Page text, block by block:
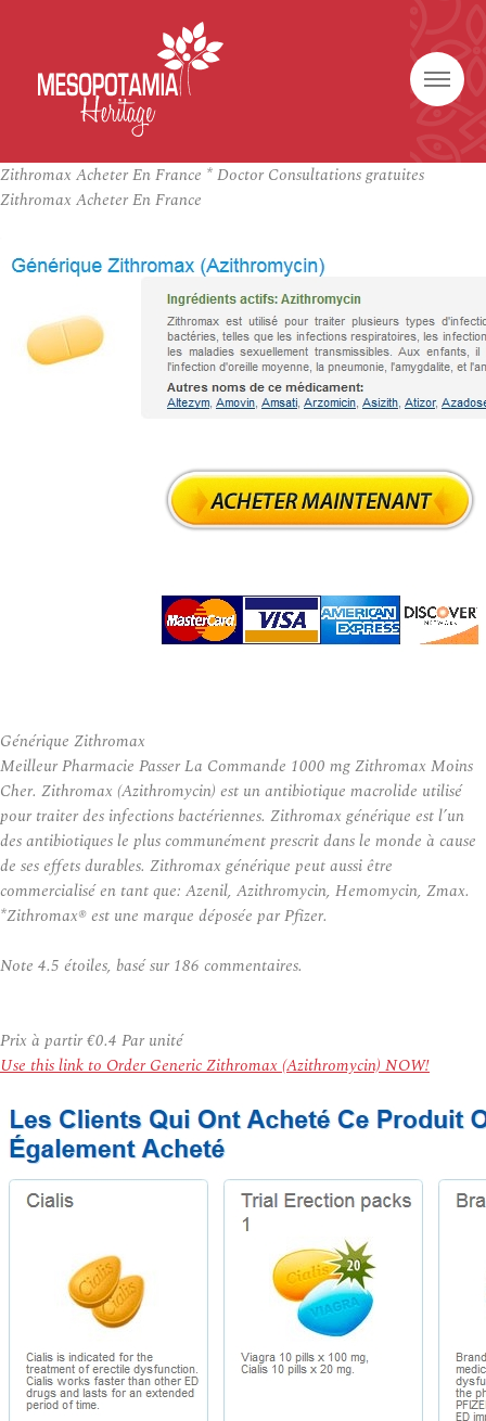
Zithromax Acheter En France * Doctor Consultations gratuites
Zithromax Acheter En France
Générique Zithromax
Meilleur Pharmacie Passer La Commande 1000 mg Zithromax Moins
Cher. Zithromax (Azithromycin) est un antibiotique macrolide utilisé
pour traiter des infections bactériennes. Zithromax générique est l’un
des antibiotiques le plus communément prescrit dans le monde à cause
de ses effets durables. Zithromax générique peut aussi être
commercialisé en tant que: Azenil, Azithromycin, Hemomycin, Zmax.
*Zithromax® est une marque déposée par Pfizer.
Note 4.5 étoiles, basé sur 186 commentaires.
Prix à partir€0.4 Par unité
Use this link to Order Generic Zithromax (Azithromycin) NOW!